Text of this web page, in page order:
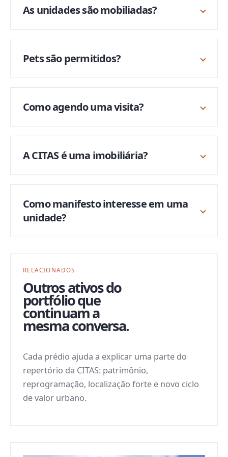
As unidades são mobiliadas?
Pets são permitidos?
Como agendo uma visita?
A CITAS é uma imobiliária?
Como manifesto interesse em uma
unidade?
RELACIONADOS
Outros ativos do
portfólio que
continuam a
mesma conversa.
Cada prédio ajuda a explicar uma parte do
repertório da CITAS: patrimônio,
reprogramação, localização forte e novo ciclo
de valor urbano.